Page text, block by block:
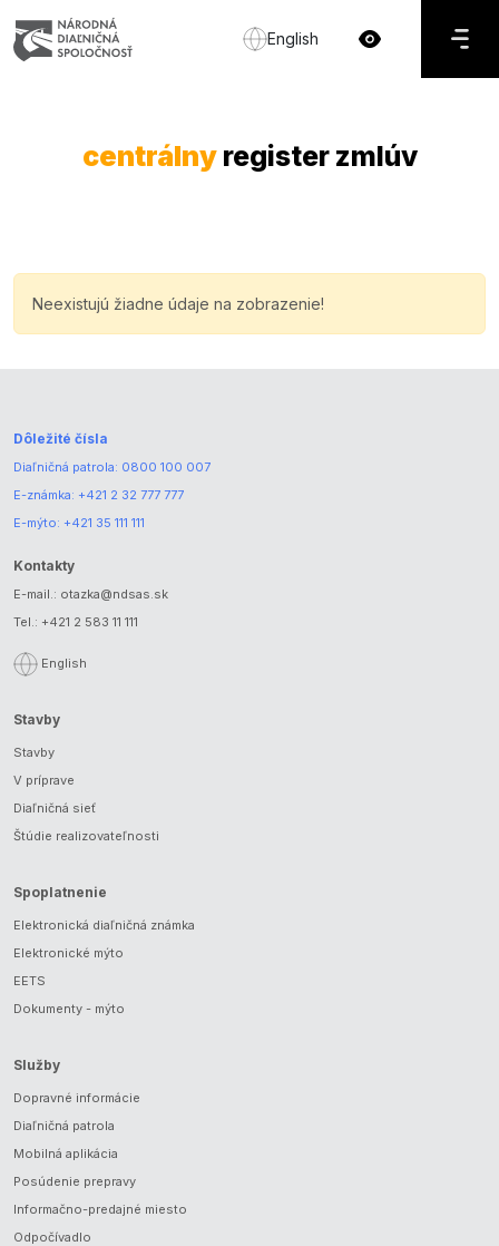
English
centrálnyregister zmlúv
Neexistujú žiadne údaje na zobrazenie!
Dôležité čísla
Diaľničná patrola: 0800 100 007
E-známka: +421 2 32 777 777
E-mýto: +421 35 111 111
Kontakty
E-mail.: otazka@ndsas.sk
Tel.: +421 2 583 11 111
English
Stavby
Stavby
V príprave
Diaľničná sieť
Štúdie realizovateľnosti
Spoplatnenie
Elektronická diaľničná známka
Elektronické mýto
EETS
Dokumenty - mýto
Služby
Dopravné informácie
Diaľničná patrola
Mobilná aplikácia
Posúdenie prepravy
Informačno-predajné miesto
Odpočívadlo